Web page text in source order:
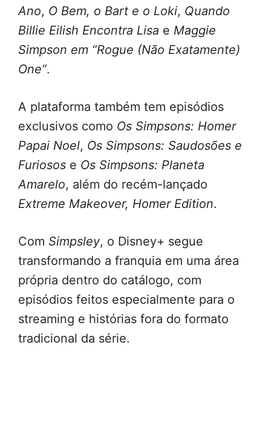
Ano, O Bem, o Bart e o Loki, Quando
Billie Eilish Encontra Lisa e Maggie
Simpson em “Rogue (Não Exatamente)
One”.
A plataforma também tem episódios
exclusivos como Os Simpsons: Homer
Papai Noel, Os Simpsons: Saudosões e
Furiosos e Os Simpsons: Planeta
Amarelo, além do recém-lançado
Extreme Makeover, Homer Edition.
Com Simpsley, o Disney+ segue
transformando a franquia em uma área
própria dentro do catálogo, com
episódios feitos especialmente para o
streaming e histórias fora do formato
tradicional da série.